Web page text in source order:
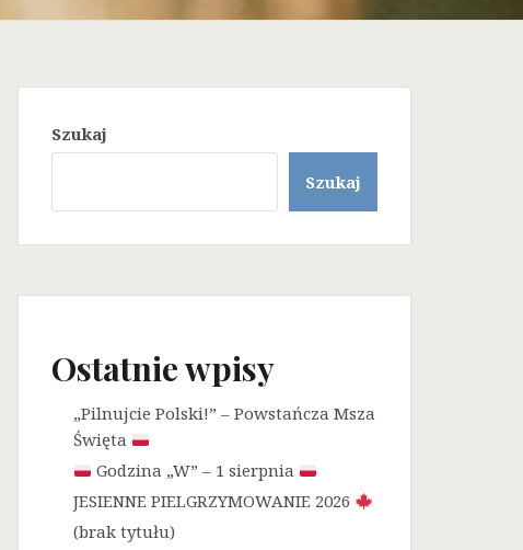
Szukaj
Szukaj
Ostatnie wpisy
„Pilnujcie Polski!” – Powstańcza Msza
Święta
Godzina „W” – 1 sierpnia
JESIENNE PIELGRZYMOWANIE 2026
(brak tytułu)